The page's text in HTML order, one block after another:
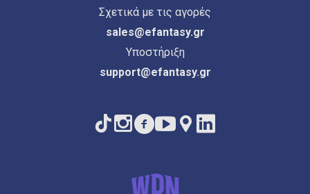
Σχετικά με τις αγορές
sales@efantasy.gr
Υποστήριξη
support@efantasy.gr